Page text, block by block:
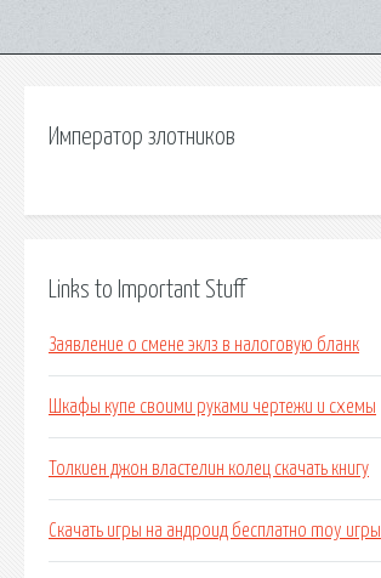
Император злотников
Links to Important Stuff
Заявление о смене эклз в налоговую бланк
Шкафы купе своими руками чертежи и схемы
Толкиен джон властелин колец скачать книгу
Скачать игры на андроид бесплатно moy игры